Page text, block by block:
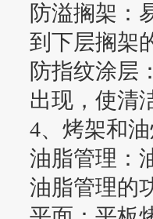
防溢搁架：
到下层搁架
防指纹涂层
出现，使清
4、烤架和
油脂管理：
油脂管理的